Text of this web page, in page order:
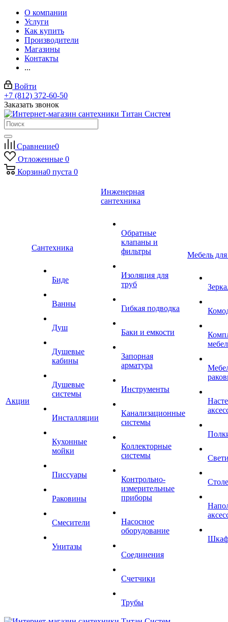
О компании
Услуги
Как купить
Производители
Магазины
Контакты
...
Войти
+7 (812) 372-60-50
Заказать звонок
Сравнение0
Отложенные 0
Корзина0 пуста 0
Акции
Сантехника
Биде
Ванны
Душ
Душевые
кабины
Душевые
системы
Инсталляции
Кухонные
мойки
Писсуары
Раковины
Смесители
Унитазы
Инженерная
сантехника
Обратные
клапаны и
фильтры
Изоляция для
труб
Гибкая подводка
Баки и емкости
Запорная
арматура
Инструменты
Канализационные
системы
Коллекторные
системы
Контрольно-
измерительные
приборы
Насосное
оборудование
Соединения
Счетчики
Трубы
Мебель